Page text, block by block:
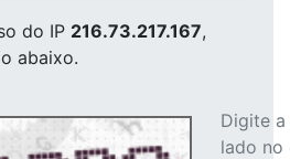
do IP 216.73.217.167,
abaixo.
Digite
lado no